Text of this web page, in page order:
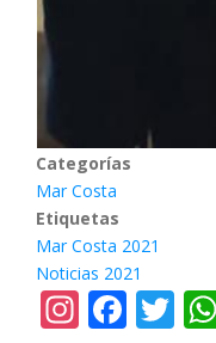
Categorías
Mar Costa
Etiquetas
Mar Costa 2021
Noticias 2021